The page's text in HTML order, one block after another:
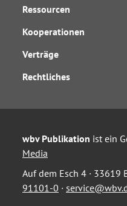
Ressourcen
Kooperationen
Verträge
Rechtliches
wbv Publikation ist ein
Media
Auf dem Esch 4 · 33619
91101-0 ·